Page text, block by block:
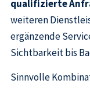
qualifizierte
weiteren
ergänzende
Sichtbarkeit bis
Sinnvolle